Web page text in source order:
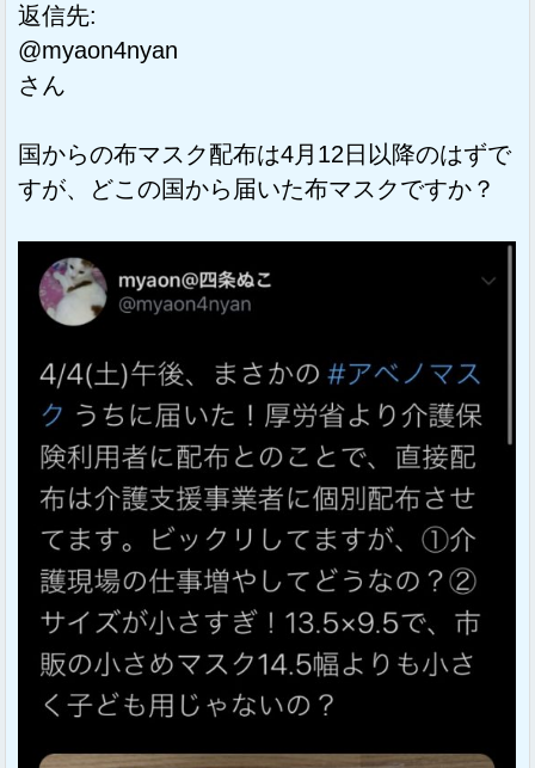
返信先:
@myaon4nyan
さん
国からの布マスク配布は4月12日以降のはずで
すが、どこの国から届いた布マスクですか？